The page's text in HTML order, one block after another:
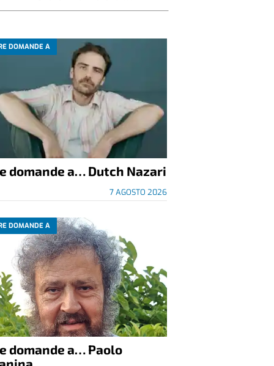
DOMANDE A
domande a… Dutch Nazari
7 AGOSTO 2026
DOMANDE A
domande a… Paolo